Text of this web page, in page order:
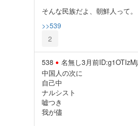
そんな民族だよ、朝鮮人って。
>>539
2
538 名無し3月前
中国人の次に
自己中
ナルシスト
嘘つき
我が儘